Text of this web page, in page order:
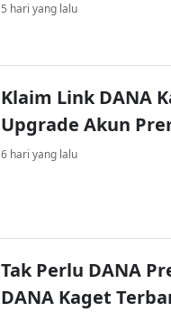
5 hari yang lalu
Klaim Link DANA
Upgrade Akun
6 hari yang lalu
Tak Perlu DANA
DANA Kaget